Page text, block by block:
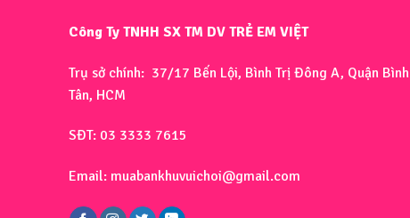
Công Ty TNHH SX TM DV TRẺ EM VIỆT
Trụ sở chính: 37/17 Bến Lội, Bình Trị Đông A, Quận Bình
Tân, HCM
SĐT: 03 3333 7615
Email: muabankhuvuichoi@gmail.com